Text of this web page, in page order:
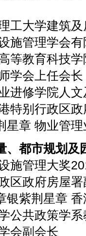
工大学建筑
施管理学会
等教育科技
学会上任会长
进修学院人
特别行政区
星章 物业管
、都市规划及
施管理大奖
区政府房屋
银紫荆星章
公共政策学系
会副会长